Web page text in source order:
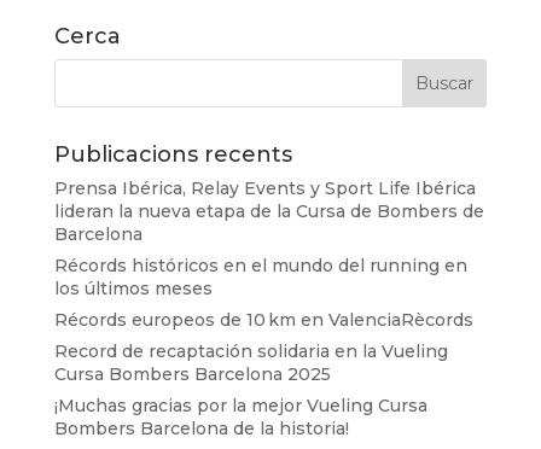
Cerca
Publicacions recents
Prensa Ibérica, Relay Events y Sport Life Ibérica
lideran la nueva etapa de la Cursa de Bombers de
Barcelona
Récords históricos en el mundo del running en
los últimos meses
Récords europeos de 10 km en ValenciaRècords
Record de recaptación solidaria en la Vueling
Cursa Bombers Barcelona 2025
¡Muchas gracias por la mejor Vueling Cursa
Bombers Barcelona de la historia!